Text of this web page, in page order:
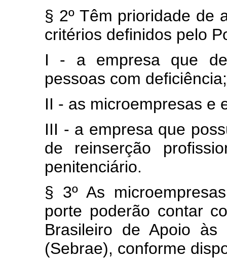
§ 2º Têm prioridade de
critérios definidos pelo
I - a empresa que
pessoas com deficiência;
II - as microempresas e
III - a empresa que
de reinserção
penitenciário.
§ 3º As
porte poderão contar
Brasileiro de Apoio às
(Sebrae), conforme